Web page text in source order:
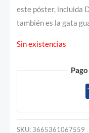
este póster, incluida
también es la gata
Sin existencias
SKU: 3665361067559